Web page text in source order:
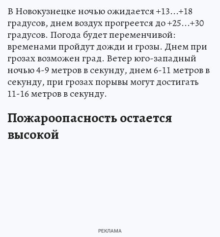
В Новокузнецке ночью ожидается +13...+18
градусов, днем воздух прогреется до +25...+30
градусов. Погода будет переменчивой:
временами пройдут дожди и грозы. Днем при
грозах возможен град. Ветер юго-западный
ночью 4-9 метров в секунду, днем 6-11 метров в
секунду, при грозах порывы могут достигать
11-16 метров в секунду.
Пожароопасность остается
высокой